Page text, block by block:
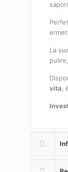
La
vita